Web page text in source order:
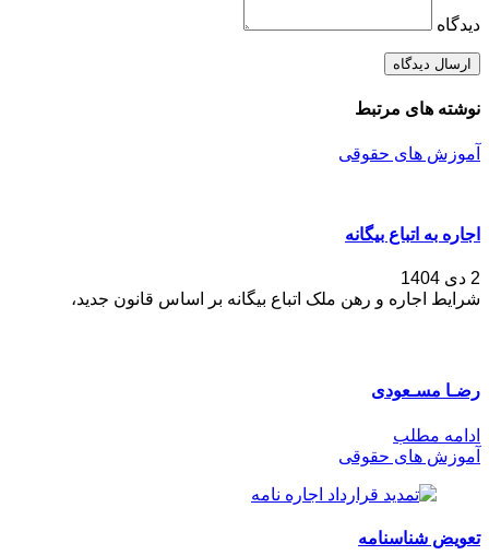
دیدگاه
نوشته های مرتبط
آموزش های حقوقی
اجاره به اتباع بیگانه
2 دی 1404
شرایط اجاره و رهن ملک اتباع بیگانه بر اساس قانون جدید،
رضـا مسـعودی
ادامه مطلب
آموزش های حقوقی
تعویض شناسنامه